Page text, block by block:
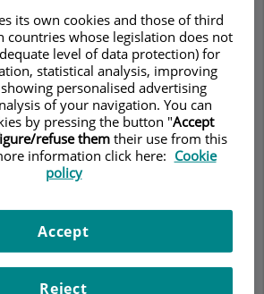
Pedir cita
its own cookies and those of third
countries whose legislation does not
level of data protection) for
statistical analysis, improving
personalised advertising
of your navigation. You can
by pressing the button "Accept
refuse themtheir use from this
information click here: Cookie
policy
Reject
Accept